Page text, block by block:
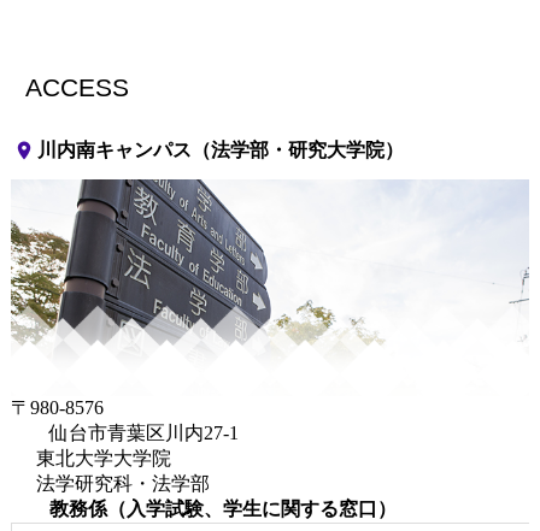
ACCESS
place 川内南キャンパス（法学部・研究大学院）
〒980-8576
仙台市青葉区川内27-1
東北大学大学院
法学研究科・法学部
教務係（入学試験、学生に関する窓口）